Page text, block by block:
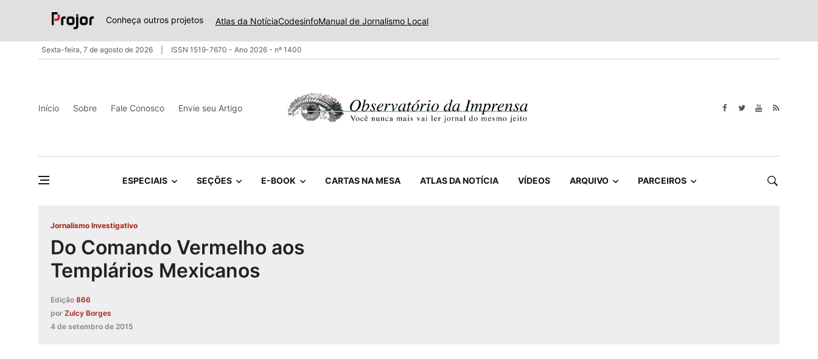
Conheça outros projetos Atlas da NotíciaCodesinfoManual de Jornalismo Local
Sexta-feira, 7 de agosto de 2026 ISSN 1519-7670 - Ano 2026 - nº 1400
Início Sobre Fale Conosco Envie seu Artigo
ESPECIAIS SEÇÕES E-BOOK CARTAS NA MESA ATLAS DA NOTÍCIA VÍDEOS ARQUIVO PARCEIROS
Jornalismo Investigativo
Do Comando Vermelho aos
Templários Mexicanos
Edição 866
por Zulcy Borges
4 de setembro de 2015